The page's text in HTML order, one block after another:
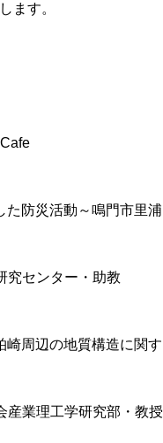
ます。
防災活動～鳴門市里
究センター・助教
周辺の地質構造に関す
産業理工学研究部・教授